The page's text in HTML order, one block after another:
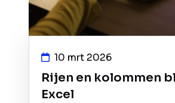
10 mrt 2026
Rijen en kolommen
Excel